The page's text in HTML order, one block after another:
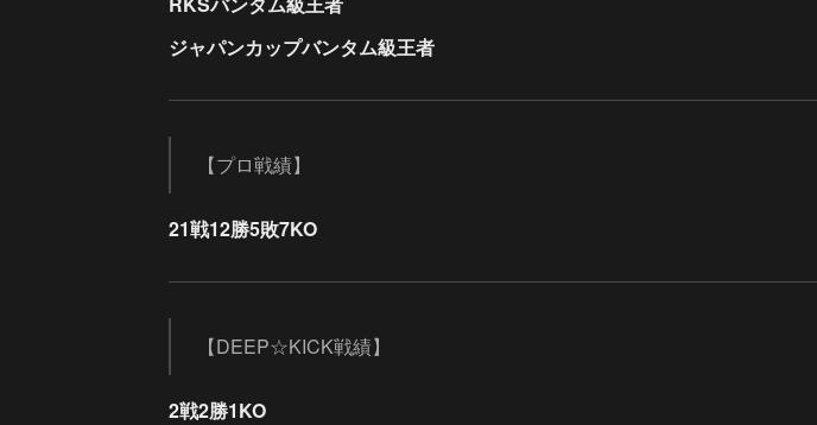
ジャパンカップバンタム級王者
【プロ戦績】
21戦12勝5敗7KO
【DEEP☆KICK戦績】
2戦2勝1KO